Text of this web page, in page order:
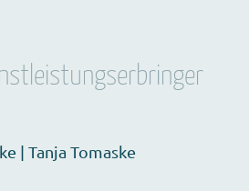
| Tanja Tomaske